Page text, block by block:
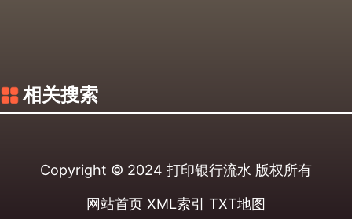
相关搜索
Copyright © 2024 打印银行流水 版权所有
网站首页 XML索引 TXT地图